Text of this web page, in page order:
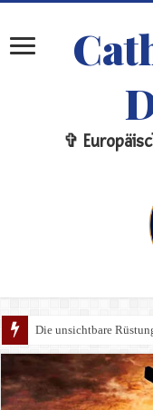
✞
Die unsichtbare